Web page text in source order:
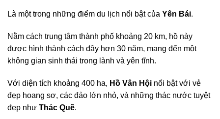
Là một trong những điểm du lịch nổi bật của Yên Bái.
Nằm cách trung tâm thành phố khoảng 20 km, hồ này
được hình thành cách đây hơn 30 năm, mang đến một
không gian sinh thái trong lành và yên tĩnh.
Với diện tích khoảng 400 ha, Hồ Vân Hội nổi bật với vẻ
đẹp hoang sơ, các đảo lớn nhỏ, và những thác nước tuyệt
đẹp như Thác Quẽ.